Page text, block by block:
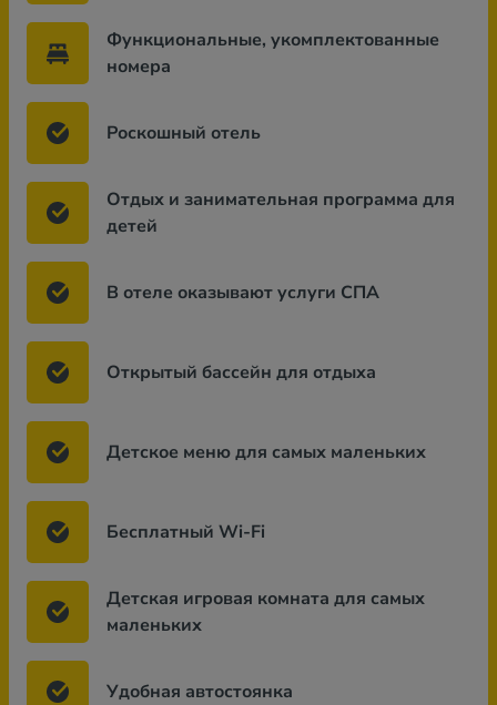
Функциональные, укомплектованные
номера
Роскошный отель
Отдых и занимательная программа для
детей
В отеле оказывают услуги СПА
Открытый бассейн для отдыха
Детское меню для самых маленьких
Бесплатный Wi-Fi
Детская игровая комната для самых
маленьких
Удобная автостоянка